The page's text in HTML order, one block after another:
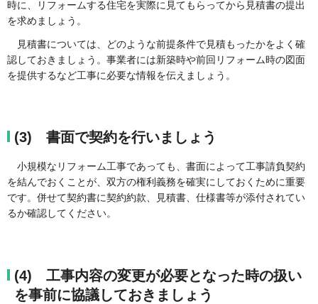
時に、リフォームする住宅を実際に見てもらってから見積書の提出
を求めましょう。
見積書については、どのような前提条件で見積もったかをよく確
認しておきましょう。事業者には新築時や前回リフォーム時の図面
を提供するなど工事に必要な情報を伝えましょう。
(3) 書面で契約を行いましょう
小規模なリフォーム工事であっても、書面によって工事請負契約
を結んでおくことが、双方の権利義務を確実にしておくために重要
です。併せて契約書に契約約款、見積書、仕様書等が添付されてい
るか確認してください。
(4) 工事内容の変更が必要となった時の扱い
を事前に協議しておきましょう